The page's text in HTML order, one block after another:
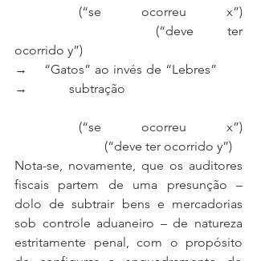
(“se ocorreu x”)
(“deve ter
ocorrido y”)
→  “Gatos” ao invés de “Lebres”
→    subtração
(“se ocorreu x”)
(“deve ter ocorrido y”)
Nota-se, novamente, que os auditores
fiscais partem de uma presunção –
dolo de subtrair bens e mercadorias
sob controle aduaneiro – de natureza
estritamente penal, com o propósito